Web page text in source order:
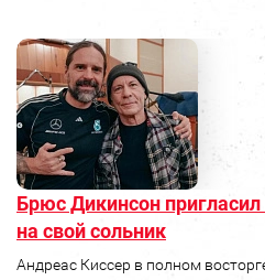
Брюс Дикинсон пригласил
на свой сольник
Андреас Киссер в полном